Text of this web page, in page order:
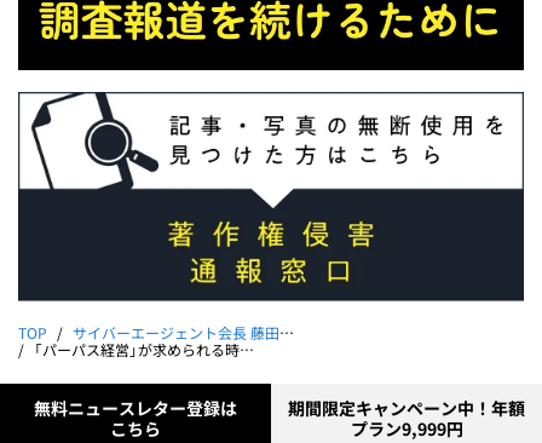
TOP サイバーエージェント会長 藤田晋のリーチ・ツモ・ドラ1
「パーパス経営」が求められる時代に｜藤田晋
無料ニュースレター登録は
こちら
期間限定キャンペーン中！年額
プラン9,999円